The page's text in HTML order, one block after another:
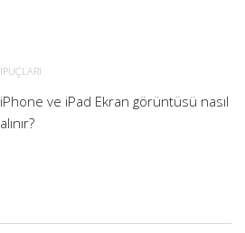
İPUÇLARI
iPhone ve iPad Ekran görüntüsü nasıl
alınır?